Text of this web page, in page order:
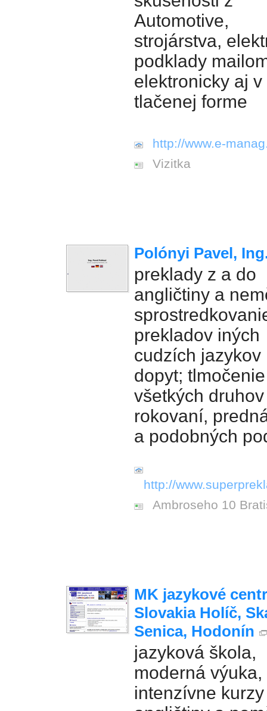
Automotive,
strojárstva,
podklady
elektronicky aj v
tlačenej forme
http://www.e-
Vizitka
Polónyi Pavel,
preklady z a do
angličtiny a
prekladov iných
cudzích jazykov
dopyt; tlmočenie
všetkých druhov
rokovaní,
a podobných
http://
Ambroseho 10
MK jazykové
Slovakia Holíč,
Senica, Hodonín
jazyková škola,
moderná výuka,
intenzívne kurzy